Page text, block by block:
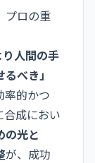
プロの重
り人間の手
べき」
率的かつ
成におい
の光と
が、成功